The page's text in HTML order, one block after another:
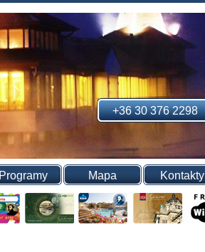
+36 30 376 2298
Programy Mapa Kontakty